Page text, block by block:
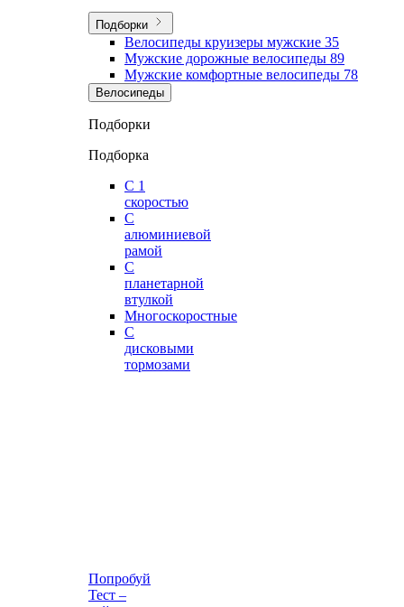
Подборки
Велосипеды круизеры мужские 35
Мужские дорожные велосипеды 89
Мужские комфортные велосипеды 78
Велосипеды
Подборки
Подборка
С 1
скоростью
С
алюминиевой
рамой
С
планетарной
втулкой
Многоскоростные
С
дисковыми
тормозами
Попробуй
Тест –